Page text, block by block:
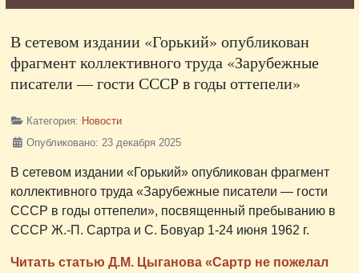
В сетевом издании «Горький» опубликован
фрагмент коллективного труда «Зарубежные
писатели — гости СССР в годы оттепели»
Категория: Новости
Опубликовано: 23 декабря 2025
В сетевом издании «Горький» опубликован фрагмент
коллективного труда «Зарубежные писатели — гости
СССР в годы оттепели», посвященный пребыванию в
СССР Ж.-П. Сартра и С. Бовуар 1-24 июня 1962 г.
Читать статью Д.М. Цыганова «Сартр не пожелал